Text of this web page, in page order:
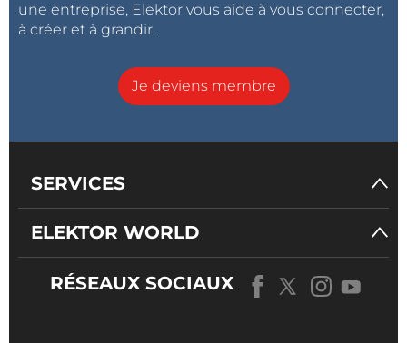
une entreprise, Elektor vous aide à vous connecter,
à créer et à grandir.
Je deviens membre
SERVICES
ELEKTOR WORLD
RÉSEAUX SOCIAUX